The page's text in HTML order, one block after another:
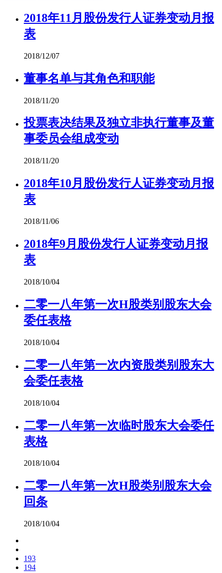
2018年11月股份发行人证券变动月报
表
2018/12/07
董事名单与其角色和职能
2018/11/20
投票表决结果及独立非执行董事及董
事委员会组成变动
2018/11/20
2018年10月股份发行人证券变动月报
表
2018/11/06
2018年9月股份发行人证券变动月报
表
2018/10/04
二零一八年第一次H股类别股东大会
委任表格
2018/10/04
二零一八年第一次内资股类别股东大
会委任表格
2018/10/04
二零一八年第一次临时股东大会委任
表格
2018/10/04
二零一八年第一次H股类别股东大会
回条
2018/10/04
193
194